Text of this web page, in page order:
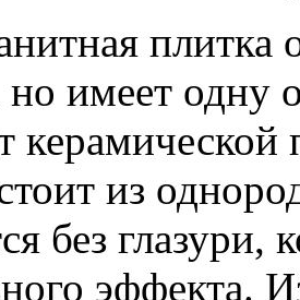
плитка
имеет одну
из
без глазури,
эффекта.